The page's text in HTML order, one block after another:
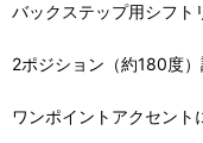
バックステップ用シフ
2ポジション（約180度
ワンポイントアクセント